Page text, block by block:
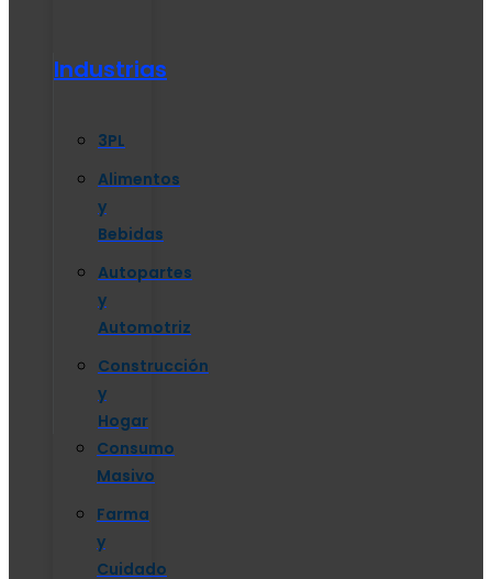
Industrias
3PL
Alimentos
y
Bebidas
Autopartes
y
Automotriz
Construcción
y
Hogar
Consumo
Masivo
Farma
y
Cuidado